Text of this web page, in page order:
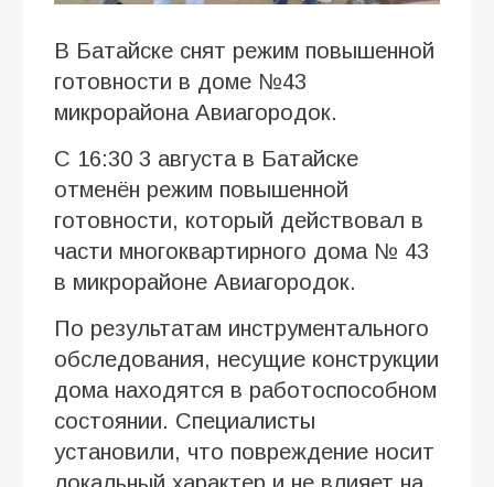
В Батайске снят режим повышенной
готовности в доме №43
микрорайона Авиагородок.
С 16:30 3 августа в Батайске
отменён режим повышенной
готовности, который действовал в
части многоквартирного дома № 43
в микрорайоне Авиагородок.
По результатам инструментального
обследования, несущие конструкции
дома находятся в работоспособном
состоянии. Специалисты
установили, что повреждение носит